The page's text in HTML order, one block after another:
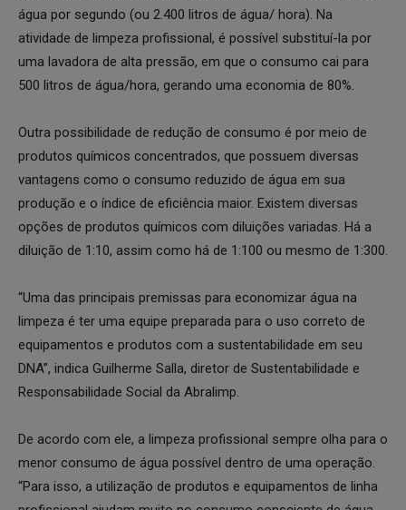
água por segundo (ou 2.400 litros de água/ hora). Na
atividade de limpeza profissional, é possível substituí-la por
uma lavadora de alta pressão, em que o consumo cai para
500 litros de água/hora, gerando uma economia de 80%.
Outra possibilidade de redução de consumo é por meio de
produtos químicos concentrados, que possuem diversas
vantagens como o consumo reduzido de água em sua
produção e o índice de eficiência maior. Existem diversas
opções de produtos químicos com diluições variadas. Há a
diluição de 1:10, assim como há de 1:100 ou mesmo de 1:300.
“Uma das principais premissas para economizar água na
limpeza é ter uma equipe preparada para o uso correto de
equipamentos e produtos com a sustentabilidade em seu
DNA”, indica Guilherme Salla, diretor de Sustentabilidade e
Responsabilidade Social da Abralimp.
De acordo com ele, a limpeza profissional sempre olha para o
menor consumo de água possível dentro de uma operação.
“Para isso, a utilização de produtos e equipamentos de linha